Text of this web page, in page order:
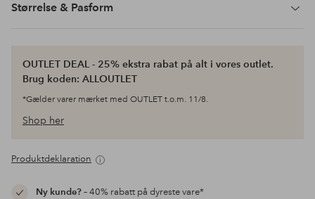
Størrelse & Pasform
OUTLET DEAL - 25% ekstra rabat på alt i vores outlet.
Brug koden: ALLOUTLET
*Gælder varer mærket med OUTLET t.o.m. 11/8.
Shop her
Produktdeklaration
Ny kunde?– 40% rabatt på dyreste vare*